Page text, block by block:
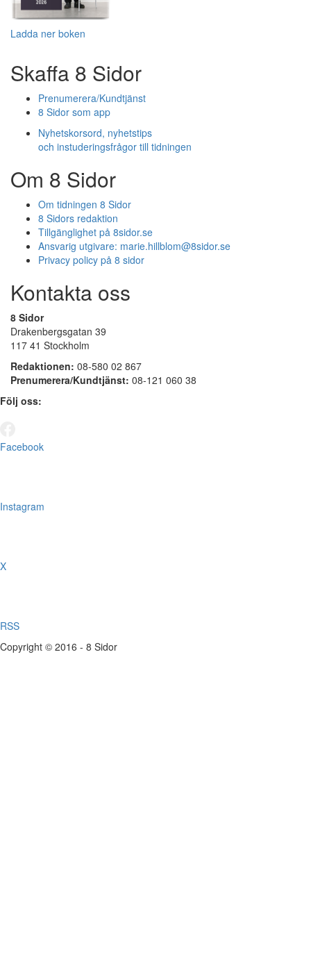
Ladda ner boken
Skaffa 8 Sidor
Prenumerera/Kundtjänst
8 Sidor som app
Nyhetskorsord, nyhetstips
och instuderingsfrågor till tidningen
Om 8 Sidor
Om tidningen 8 Sidor
8 Sidors redaktion
Tillgänglighet på 8sidor.se
Ansvarig utgivare: marie.hillblom@8sidor.se
Privacy policy på 8 sidor
Kontakta oss
8 Sidor
Drakenbergsgatan 39
117 41 Stockholm
Redaktionen: 08-580 02 867
Prenumerera/Kundtjänst: 08-121 060 38
Följ oss:
Facebook
Instagram
X
RSS
Copyright © 2016 - 8 Sidor